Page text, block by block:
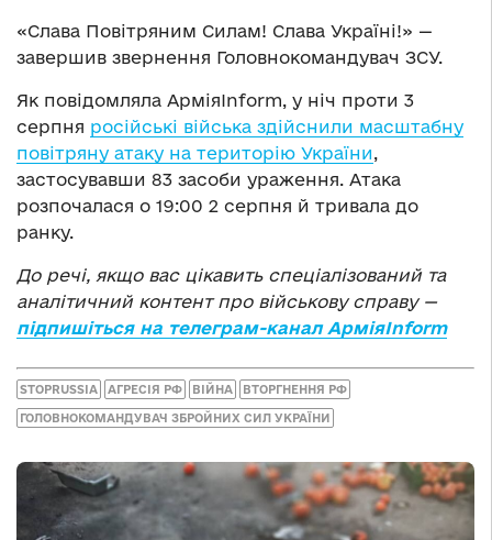
«Слава Повітряним Силам! Слава Україні!» —
завершив звернення Головнокомандувач ЗСУ.
Як повідомляла АрміяInform, у ніч проти 3
серпня російські війська здійснили масштабну
повітряну атаку на територію України,
застосувавши 83 засоби ураження. Атака
розпочалася о 19:00 2 серпня й тривала до
ранку.
До речі, якщо вас цікавить спеціалізований та
аналітичний контент про військову справу —
підпишіться на телеграм-канал АрміяInform
STOPRUSSIA АГРЕСІЯ РФ ВІЙНА ВТОРГНЕННЯ РФ
ГОЛОВНОКОМАНДУВАЧ ЗБРОЙНИХ СИЛ УКРАЇНИ